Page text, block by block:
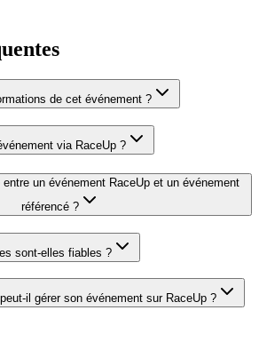
de cet événement ?
via RaceUp ?
un événement RaceUp et un événement
référencé ?
sont-elles fiables ?
il gérer son événement sur RaceUp ?